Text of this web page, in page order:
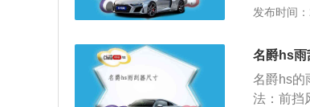
ON状态
灯，打
光灯和
天行车灯
发布时间
名爵hs雨
名爵hs的
法：前挡